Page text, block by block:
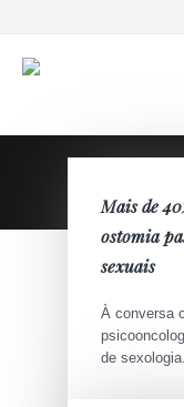
Mais de
ostomia
sexuais
À conversa
de